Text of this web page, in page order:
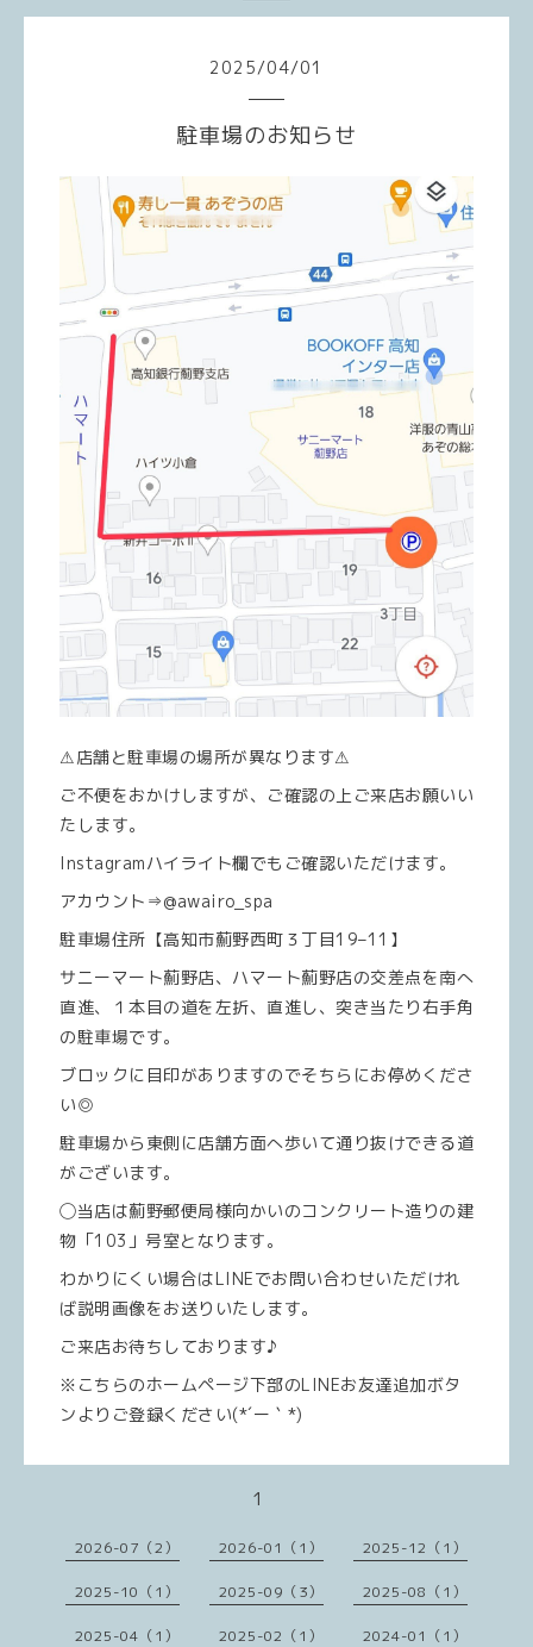
2025/04/01
駐車場のお知らせ
⚠店舗と駐車場の場所が異なります⚠
ご不便をおかけしますが、ご確認の上ご来店お願いい
たします。
Instagramハイライト欄でもご確認いただけます。
アカウント⇒@awairo_spa
駐車場住所【高知市薊野西町３丁目19–11】
サニーマート薊野店、ハマート薊野店の交差点を南へ
直進、１本目の道を左折、直進し、突き当たり右手角
の駐車場です。
ブロックに目印がありますのでそちらにお停めくださ
い◎
駐車場から東側に店舗方面へ歩いて通り抜けできる道
がございます。
◯当店は薊野郵便局様向かいのコンクリート造りの建
物「103」号室となります。
わかりにくい場合はLINEでお問い合わせいただけれ
ば説明画像をお送りいたします。
ご来店お待ちしております♪
※こちらのホームページ下部のLINEお友達追加ボタ
ンよりご登録ください(*´ー｀*)
1
2026-07（2） 2026-01（1） 2025-12（1）
2025-10（1） 2025-09（3） 2025-08（1）
2025-04（1） 2025-02（1） 2024-01（1）